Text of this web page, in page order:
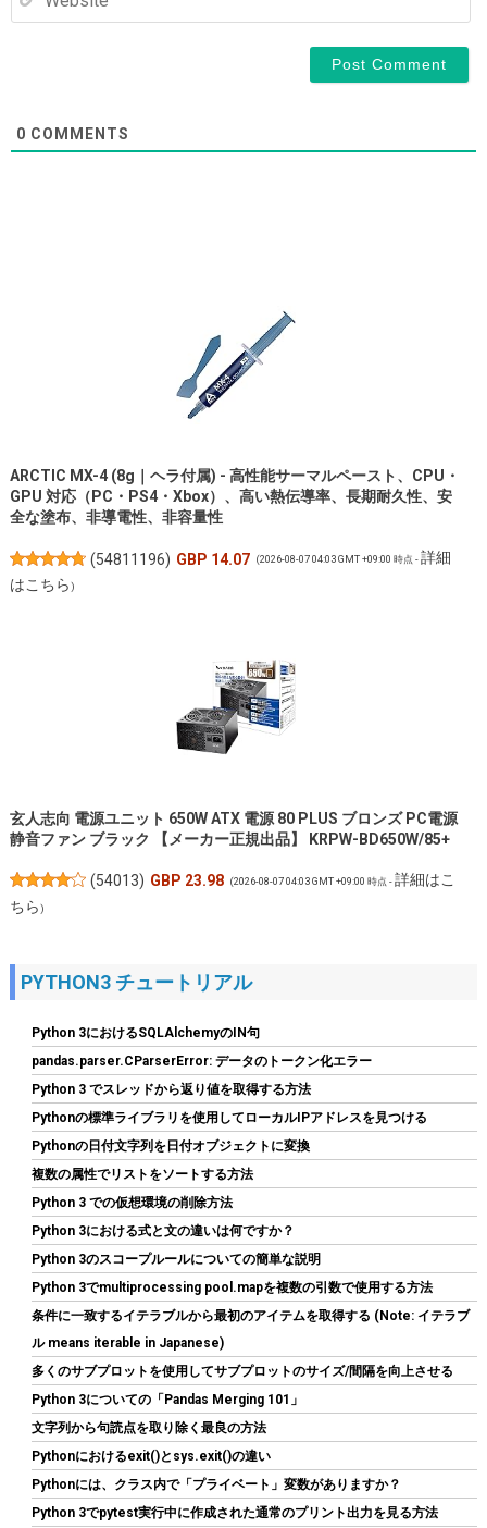
0 COMMENTS
ARCTIC MX-4 (8g｜ヘラ付属) - 高性能サーマルペースト、CPU・
GPU 対応（PC・PS4・Xbox）、高い熱伝導率、長期耐久性、安
全な塗布、非導電性、非容量性
(54811196) GBP 14.07 (2026-08-07 04:03 GMT +09:00 時点 -詳細
はこちら)
玄人志向 電源ユニット 650W ATX 電源 80 PLUS ブロンズ PC電源
静音ファン ブラック 【メーカー正規出品】 KRPW-BD650W/85+
(54013) GBP 23.98 (2026-08-07 04:03 GMT +09:00 時点 -詳細はこ
ちら)
【Amazon.co.jp 限定】Western Digital ウエスタンデジタル WD
Red Plus 内蔵 HDD 8TB CMR 3.5インチ SATA 5640rpm キャッシ
ュ256MB NAS メーカー保証3年 WD80EFAX-AJP エコパッケージ
【国内正規取扱代理店】
(542395) GBP 286.57 (2026-08-07 04:03 GMT +09:00 時点 -詳細は
こちら)
CORSAIR RM850e 2025モデル PC電源ユニット 850W PCIE 5.1 対
応 80PLUS Gold認証 ATX 3.1 認証済 フルモジュラー 12V-2x6 ケ
PYTHON3 チュートリアル
Python 3におけるSQLAlchemyのIN句
pandas.parser.CParserError: データのトークン化エラー
Python 3 でスレッドから返り値を取得する方法
Pythonの標準ライブラリを使用してローカルIPアドレスを見つける
Pythonの日付文字列を日付オブジェクトに変換
複数の属性でリストをソートする方法
Python 3 での仮想環境の削除方法
Python 3における式と文の違いは何ですか？
Python 3のスコープルールについての簡単な説明
Python 3でmultiprocessing pool.mapを複数の引数で使用する方法
条件に一致するイテラブルから最初のアイテムを取得する (Note: イテラブ
ル means iterable in Japanese)
多くのサブプロットを使用してサブプロットのサイズ/間隔を向上させる
Python 3についての「Pandas Merging 101」
文字列から句読点を取り除く最良の方法
Pythonにおけるexit()とsys.exit()の違い
Pythonには、クラス内で「プライベート」変数がありますか？
Python 3でpytest実行中に作成された通常のプリント出力を見る方法